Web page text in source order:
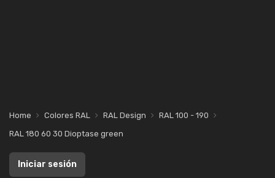
Home Colores RAL RAL Design
RAL 100 - 190
RAL 180 60 30 Dioptase green
Iniciar sesión